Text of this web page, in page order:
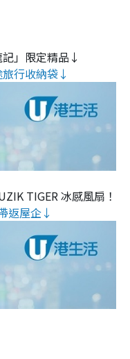
」限定精品↓
行收納袋↓
TIGER 冰感風扇！
返屋企↓